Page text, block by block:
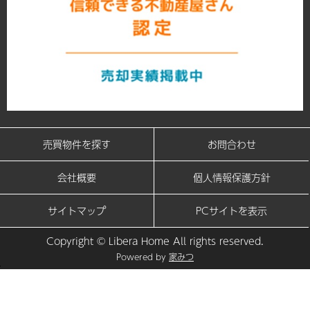
売買物件を探す お問合わせ
会社概要 個人情報保護方針
サイトマップ
PCサイトを表示
Copyright © Libera Home All rights reserved.
Powered by 家みつ